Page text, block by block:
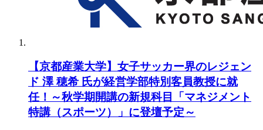
【京都産業大学】女子サッカー界のレジェン
ド 澤 穂希 氏が経営学部特別客員教授に就
任！～秋学期開講の新規科目「マネジメント
特講（スポーツ）」に登壇予定～